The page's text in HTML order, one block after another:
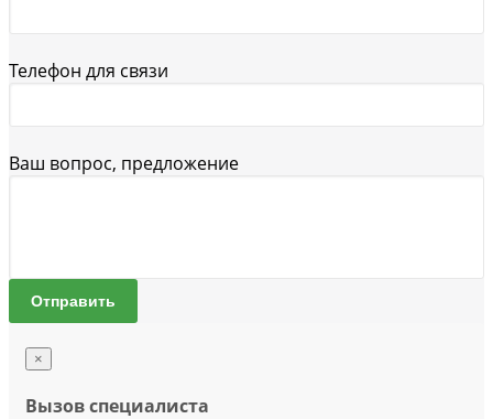
Телефон для связи
Ваш вопрос, предложение
Отправить
×
Вызов специалиста